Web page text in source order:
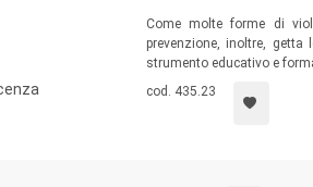
Come molte forme di
prevenzione, inoltre,
strumento educativo e
cod. 435.23